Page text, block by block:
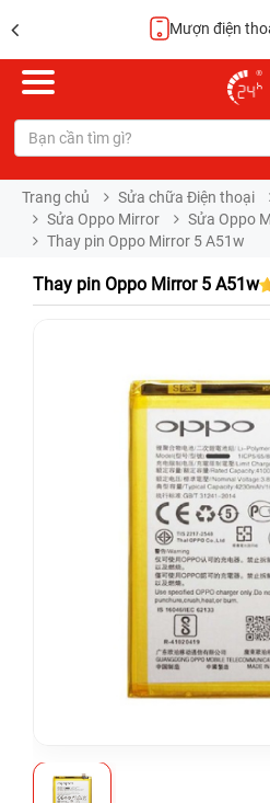
Hoàn
Trang chủ Sửa chữa Điện thoại
Sửa Oppo Mirror
Sửa Oppo
Thay pin Oppo Mirror 5 A51w
Thay pin Oppo Mirror 5 A51w